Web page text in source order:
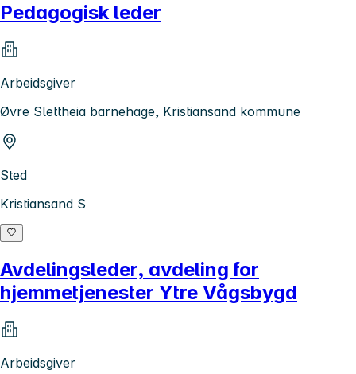
Pedagogisk leder
Arbeidsgiver
Øvre Slettheia barnehage, Kristiansand kommune
Sted
Kristiansand S
Avdelingsleder, avdeling for
hjemmetjenester Ytre Vågsbygd
Arbeidsgiver